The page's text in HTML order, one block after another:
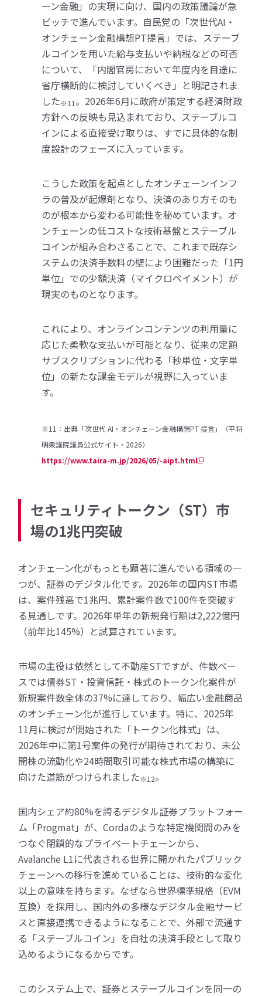
ーン金融」の実現に向け、国内の政策議論が急
ピッチで進んでいます。自民党の「次世代AI・
オンチェーン金融構想PT提言」では、ステーブ
ルコインを用いた給与支払いや納税などの可否
について、「内閣官房において年度内を目途に
省庁横断的に検討していくべき」と明記されま
した※11 。2026年6月に政府が策定する経済財政
方針への反映も見込まれており、ステーブルコ
インによる直接受け取りは、すでに具体的な制
度設計のフェーズに入っています。
こうした政策を起点としたオンチェーンインフ
ラの普及が起爆剤となり、決済のあり方そのも
のが根本から変わる可能性を秘めています。オ
ンチェーンの低コストな技術基盤とステーブル
コインが組み合わさることで、これまで既存シ
ステムの決済手数料の壁により困難だった「1円
単位」での少額決済（マイクロペイメント）が
現実のものとなります。
これにより、オンラインコンテンツの利用量に
応じた柔軟な支払いが可能となり、従来の定額
サブスクリプションに代わる「秒単位・文字単
位」の新たな課金モデルが視野に入っていま
す。
※11：出典「次世代 AI・オンチェーン金融構想PT 提言」（平将
明衆議院議員公式サイト・2026）
https://www.taira-m.jp/2026/05/-aipt.html
セキュリティトークン（ST）市
場の1兆円突破
オンチェーン化がもっとも顕著に進んでいる領域の一
つが、証券のデジタル化です。2026年の国内ST市場
は、案件残高で1兆円、累計案件数で100件を突破す
る見通しです。2026年単年の新規発行額は2,222億円
（前年比145%）と試算されています。
市場の主役は依然として不動産STですが、件数ベー
スでは債券ST・投資信託・株式のトークン化案件が
新規案件数全体の37%に達しており、幅広い金融商品
のオンチェーン化が進行しています。特に、2025年
11月に検討が開始された「トークン化株式」は、
2026年中に第1号案件の発行が期待されており、未公
開株の流動化や24時間取引可能な株式市場の構築に
向けた道筋がつけられました※12。
国内シェア約80%を誇るデジタル証券プラットフォー
ム「Progmat」が、Cordaのような特定機関間のみを
つなぐ閉鎖的なプライベートチェーンから、
Avalanche L1に代表される世界に開かれたパブリック
チェーンへの移行を進めていることは、技術的な変化
以上の意味を持ちます。なぜなら世界標準規格（EVM
互換）を採用し、国内外の多様なデジタル金融サービ
スと直接連携できるようになることで、外部で流通す
る「ステーブルコイン」を自社の決済手段として取り
込めるようになるからです。
このシステム上で、証券とステーブルコインを同一の